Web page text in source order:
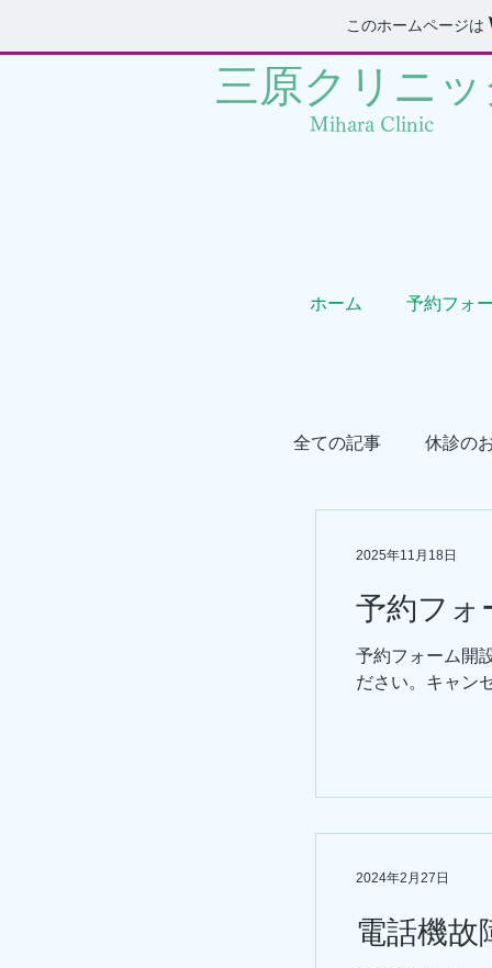
このホームページは
三原クリニ
Mihara Clinic
ホーム 予約フォ
全ての記事 休診の
予約フォ
予約フォーム開
ださい。キャン
2025年11月18日
電話機故
2024年2月27日